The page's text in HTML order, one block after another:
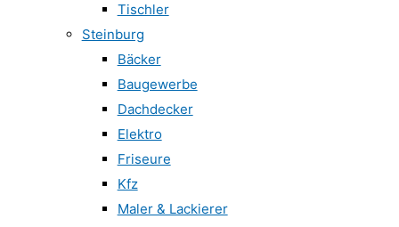
Tischler
Steinburg
Bäcker
Baugewerbe
Dachdecker
Elektro
Friseure
Kfz
Maler & Lackierer